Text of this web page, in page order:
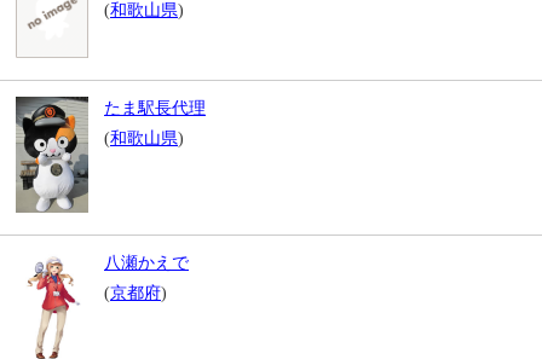
(和歌山県)
たま駅長代理
(和歌山県)
八瀬かえで
(京都府)